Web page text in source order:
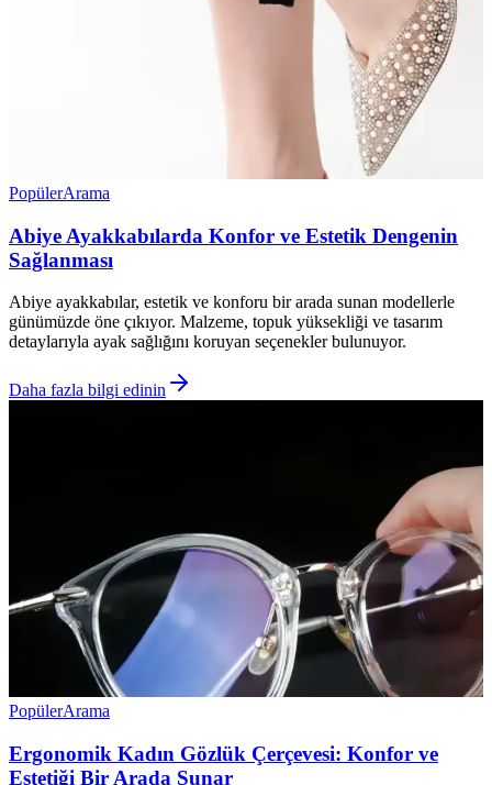
PopülerArama
Abiye Ayakkabılarda Konfor ve Estetik Dengenin
Sağlanması
Abiye ayakkabılar, estetik ve konforu bir arada sunan modellerle
günümüzde öne çıkıyor. Malzeme, topuk yüksekliği ve tasarım
detaylarıyla ayak sağlığını koruyan seçenekler bulunuyor.
Daha fazla bilgi edinin
PopülerArama
Ergonomik Kadın Gözlük Çerçevesi: Konfor ve
Estetiği Bir Arada Sunar